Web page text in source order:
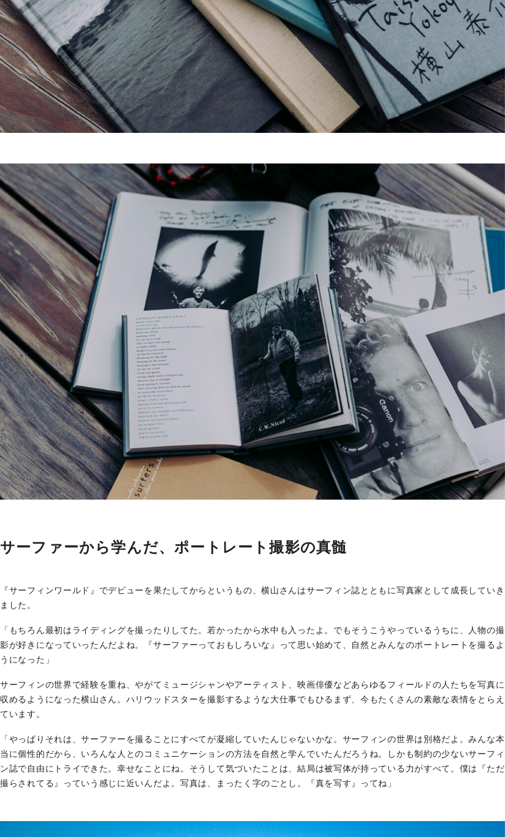
サーファーから学んだ、ポートレート撮影の真髄
『サーフィンワールド』でデビューを果たしてからというもの、横山さんはサーフィン誌とともに写真家として成長していき
ました。
「もちろん最初はライディングを撮ったりしてた。若かったから水中も入ったよ。でもそうこうやっているうちに、人物の撮
影が好きになっていったんだよね。『サーファーっておもしろいな』って思い始めて、自然とみんなのポートレートを撮るよ
うになった」
サーフィンの世界で経験を重ね、やがてミュージシャンやアーティスト、映画俳優などあらゆるフィールドの人たちを写真に
収めるようになった横山さん。ハリウッドスターを撮影するような大仕事でもひるまず、今もたくさんの素敵な表情をとらえ
ています。
「やっぱりそれは、サーファーを撮ることにすべてが凝縮していたんじゃないかな。サーフィンの世界は別格だよ。みんな本
当に個性的だから、いろんな人とのコミュニケーションの方法を自然と学んでいたんだろうね。しかも制約の少ないサーフィ
ン誌で自由にトライできた。幸せなことにね。そうして気づいたことは、結局は被写体が持っている力がすべて。僕は『ただ
撮らされてる』っていう感じに近いんだよ。写真は、まったく字のごとし。『真を写す』ってね」